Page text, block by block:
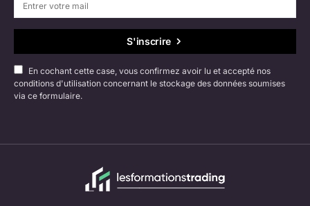
S'inscrire
En cochant cette case, vous confirmez avoir lu et accepté nos
conditions d'utilisation concernant le stockage des données soumises
via ce formulaire.